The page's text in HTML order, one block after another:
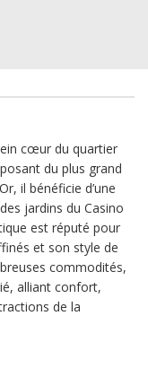
cœur du quartier
du plus grand
il bénéficie d’une
jardins du Casino
est réputé pour
et son style de
commodités,
alliant confort,
de la